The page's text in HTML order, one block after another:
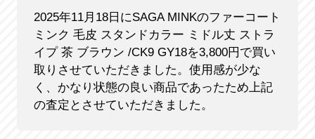
2025年11月18日にSAGA MINKのファーコート
ミンク 毛皮 スタンドカラー ミドル丈 ストラ
イプ 茶 ブラウン /CK9 GY18を3,800円で買い
取りさせていただきました。使用感が少な
く、かなり状態の良い商品であったため上記
の査定とさせていただきました。